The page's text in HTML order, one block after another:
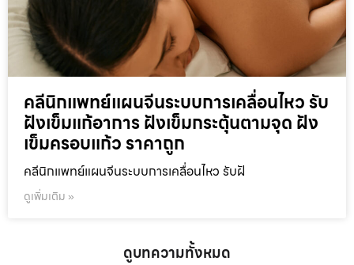
คลีนิกแพทย์แผนจีนระบบการเคลื่อนไหว รับ
ฝังเข็มแก้อาการ ฝังเข็มกระตุ้นตามจุด ฝัง
เข็มครอบแก้ว ราคาถูก
คลีนิกแพทย์แผนจีนระบบการเคลื่อนไหว รับฝั
ดูเพิ่มเติม »
ดูบทความทั้งหมด